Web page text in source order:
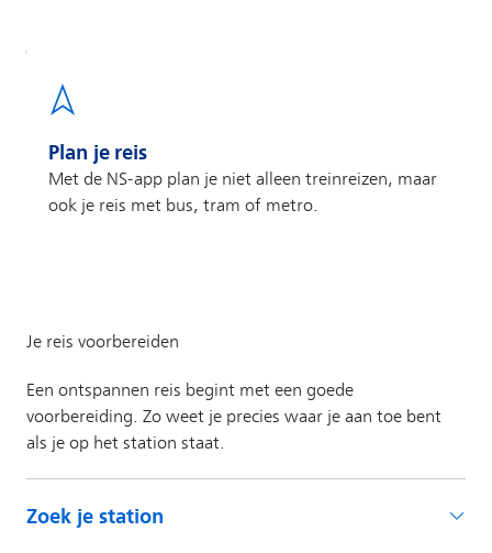
Plan je reis
Met de NS-app plan je niet alleen treinreizen, maar
ook je reis met bus, tram of metro.